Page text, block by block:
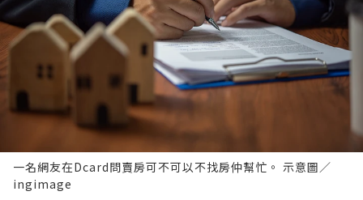
一名網友在Dcard問賣房可不可以不找房仲幫忙。 示意圖／
ingimage